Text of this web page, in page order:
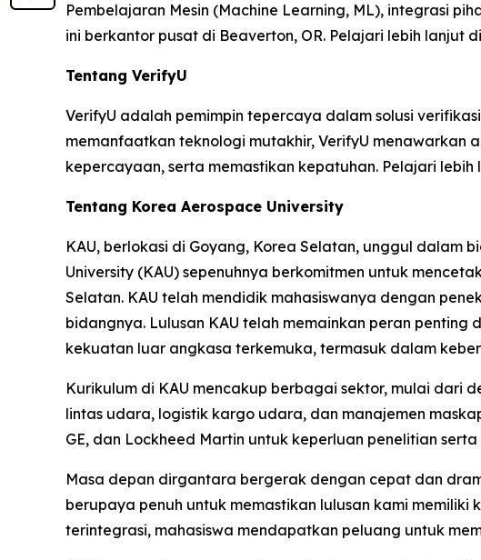
Pembelajaran Mesin (Machine Learning, ML), integrasi
ini berkantor pusat di Beaverton, OR. Pelajari lebih lanjut
Tentang VerifyU
VerifyU adalah pemimpin tepercaya dalam solusi
memanfaatkan teknologi mutakhir, VerifyU menawarkan
kepercayaan, serta memastikan kepatuhan. Pelajari lebih
Tentang Korea Aerospace University
KAU, berlokasi di Goyang, Korea Selatan, unggul dalam
University (KAU) sepenuhnya berkomitmen untuk
Selatan. KAU telah mendidik mahasiswanya dengan
bidangnya. Lulusan KAU telah memainkan peran
kekuatan luar angkasa terkemuka, termasuk dalam
Kurikulum di KAU mencakup berbagai sektor, mulai
lintas udara, logistik kargo udara, dan manajemen
GE, dan Lockheed Martin untuk keperluan penelitian
Masa depan dirgantara bergerak dengan cepat dan
berupaya penuh untuk memastikan lulusan kami
terintegrasi, mahasiswa mendapatkan peluang untuk